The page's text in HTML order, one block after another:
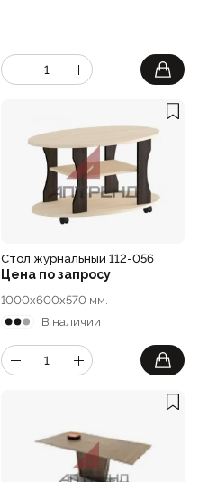
Стол журнальный 112-056
Цена по запросу
1000x600x570 мм.
В наличии